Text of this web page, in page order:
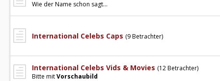
Wie der Name schon sagt...
International Celebs Caps (9 Betrachter)
International Celebs Vids & Movies (12 Betrachter)
Bitte mitVorschaubild